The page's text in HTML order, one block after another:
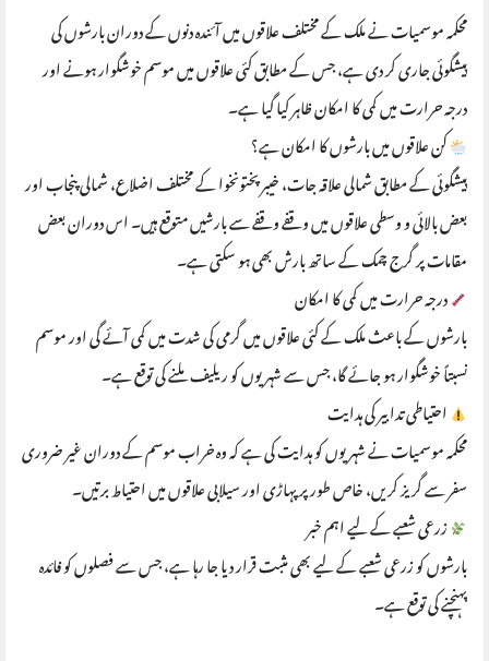
محکمہ موسمیات نے ملک کے مختلف علاقوں میں آئندہ دنوں کے دوران بارشوں کی
پیشگوئی جاری کر دی ہے، جس کے مطابق کئی علاقوں میں موسم خوشگوار ہونے اور
درجہ حرارت میں کمی کا امکان ظاہر کیا گیا ہے۔
کن علاقوں میں بارشوں کا امکان ہے؟
پیشگوئی کے مطابق شمالی علاقہ جات، خیبر پختونخوا کے مختلف اضلاع، شمالی پنجاب اور
بعض بالائی و وسطی علاقوں میں وقفے وقفے سے بارشیں متوقع ہیں۔ اس دوران بعض
مقامات پر گرج چمک کے ساتھ بارش بھی ہو سکتی ہے۔
درجہ حرارت میں کمی کا امکان
بارشوں کے باعث ملک کے کئی علاقوں میں گرمی کی شدت میں کمی آئے گی اور موسم
نسبتاً خوشگوار ہو جائے گا، جس سے شہریوں کو ریلیف ملنے کی توقع ہے۔
احتیاطی تدابیر کی ہدایت
محکمہ موسمیات نے شہریوں کو ہدایت کی ہے کہ وہ خراب موسم کے دوران غیر ضروری
سفر سے گریز کریں، خاص طور پر پہاڑی اور سیلابی علاقوں میں احتیاط برتیں۔
زرعی شعبے کے لیے اہم خبر
بارشوں کو زرعی شعبے کے لیے بھی مثبت قرار دیا جا رہا ہے، جس سے فصلوں کو فائدہ
پہنچنے کی توقع ہے۔